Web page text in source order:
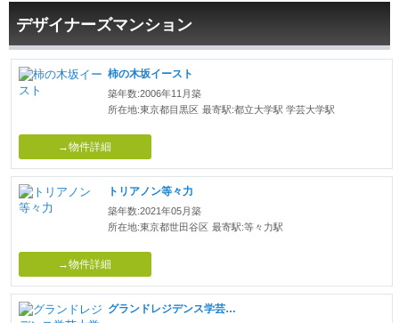
デザイナーズマンション
柿の木坂イースト
築年数:2006年11月築
所在地:東京都目黒区 最寄駅:都立大学駅 学芸大学駅
→物件詳細
トリアノン等々力
築年数:2021年05月築
所在地:東京都世田谷区 最寄駅:等々力駅
→物件詳細
グランドレジデンス学芸大学